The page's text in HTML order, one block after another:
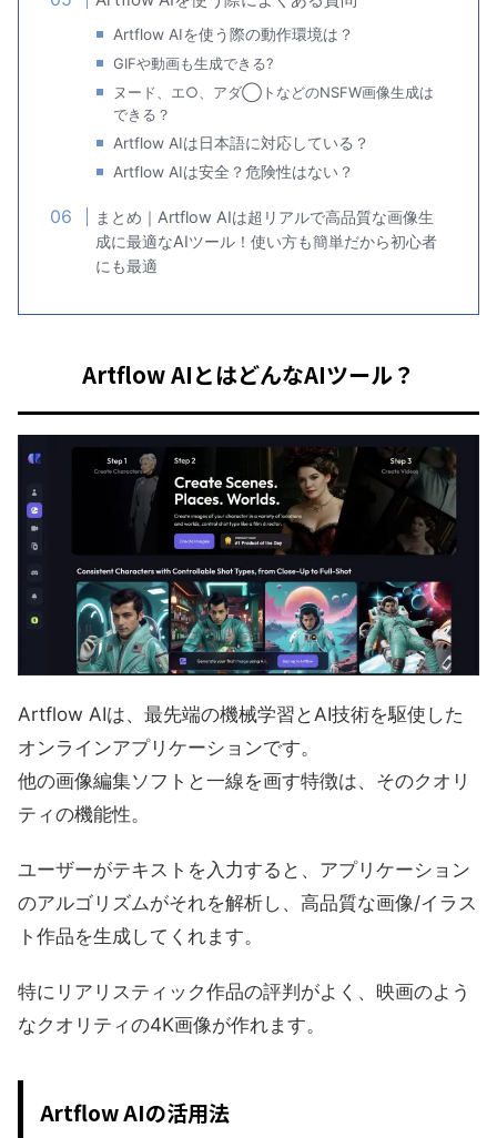
Artflow AIを使う際の動作環境は？
GIFや動画も生成できる?
ヌード、エ○、アダ◯トなどのNSFW画像生成は
できる？
Artflow AIは日本語に対応している？
Artflow AIは安全？危険性はない？
まとめ｜Artflow AIは超リアルで高品質な画像生
成に最適なAIツール！使い方も簡単だから初心者
にも最適
Artflow AIとはどんなAIツール？
Artflow AIは、最先端の機械学習とAI技術を駆使した
オンラインアプリケーションです。
他の画像編集ソフトと一線を画す特徴は、そのクオリ
ティの機能性。
ユーザーがテキストを入力すると、アプリケーション
のアルゴリズムがそれを解析し、高品質な画像/イラス
ト作品を生成してくれます。
特にリアリスティック作品の評判がよく、映画のよう
なクオリティの4K画像が作れます。
Artflow AIの活用法